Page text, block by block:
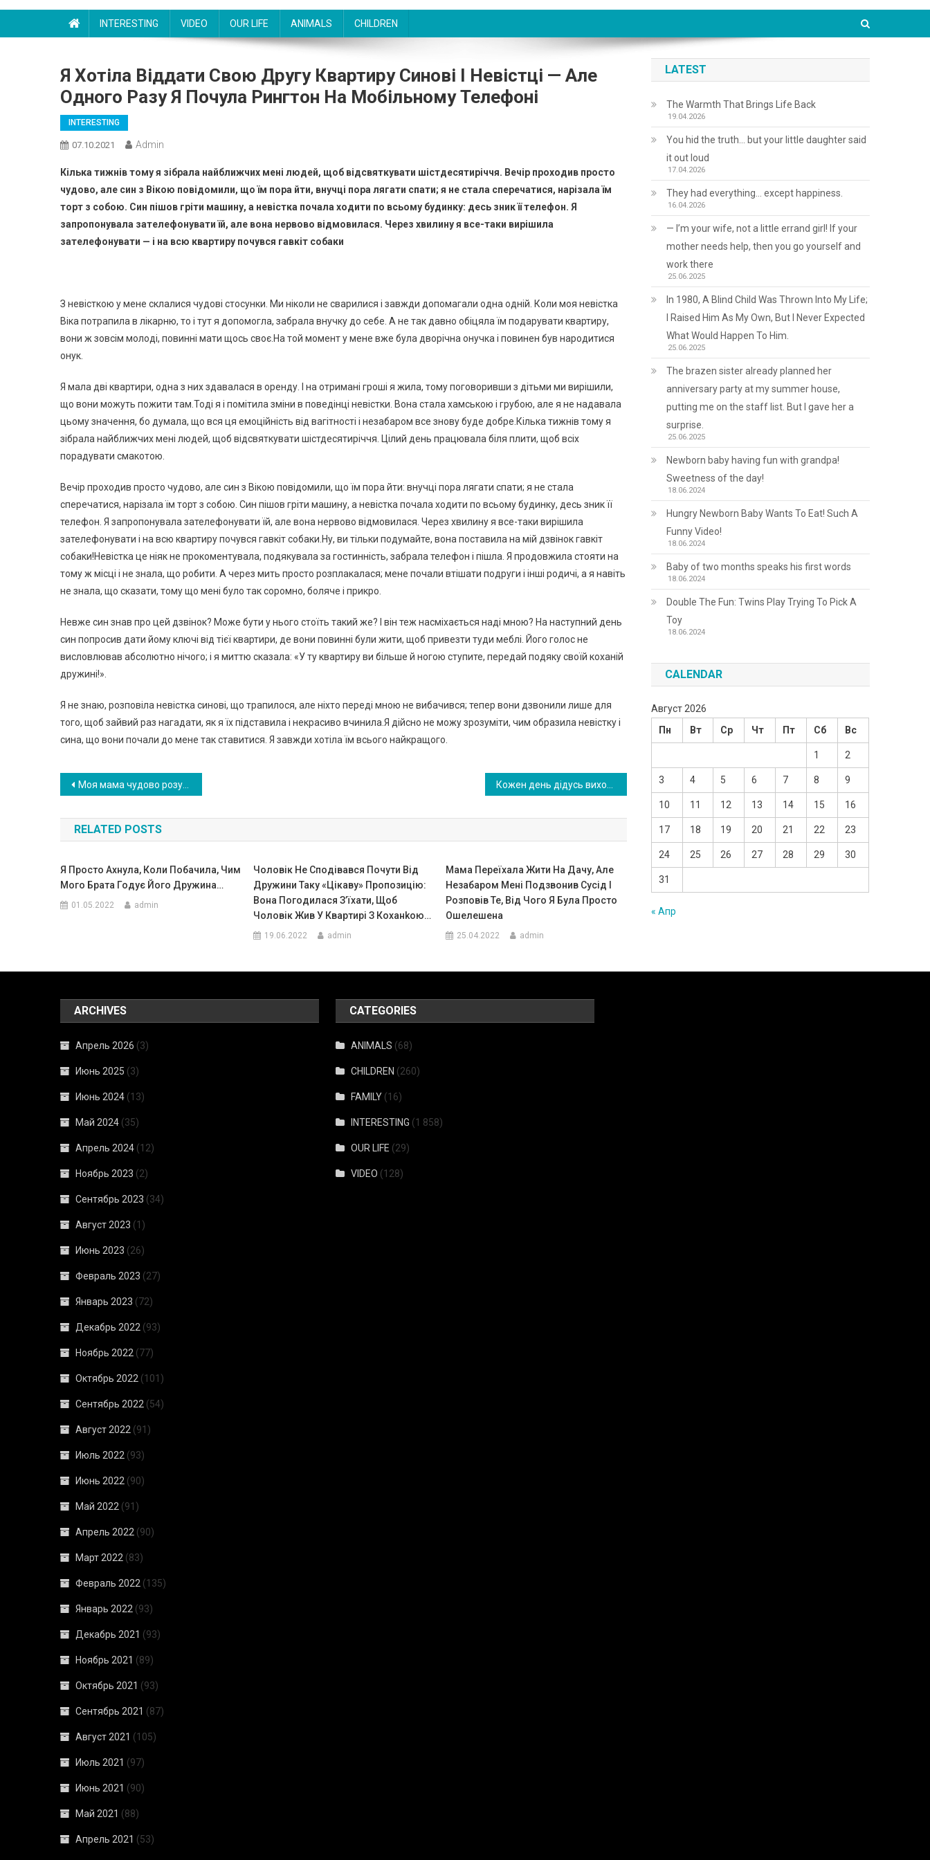
INTERESTING VIDEO OUR LIFE ANIMALS CHILDREN
Я Хотіла Віддати Свою Другу Квартиру Синові І Невістці — Але
Одного Разу Я Почула Рингтон На Мобільному Телефоні
INTERESTING
07.10.2021 Admin
Кілька тижнів тому я зібрала найближчих мені людей, щоб відсвяткувати шістдесятиріччя. Вечір проходив просто
чудово, але син з Вікою повідомили, що їм пора йти, внучці пора лягати спати; я не стала сперечатися, нарізала їм
торт з собою. Син пішов гріти машину, а невістка почала ходити по всьому будинку: десь зник її телефон. Я
запропонувала зателефонувати їй, але вона нервово відмовилася. Через хвилину я все-таки вирішила
зателефонувати — і на всю квартиру почувся гавкіт собаки
З невісткою у мене склалися чудові стосунки. Ми ніколи не сварилися і завжди допомагали одна одній. Коли моя невістка
Віка потрапила в лікарню, то і тут я допомогла, забрала внучку до себе. А не так давно обіцяла їм подарувати квартиру,
вони ж зовсім молоді, повинні мати щось своє.На той момент у мене вже була дворічна онучка і повинен був народитися
онук.
Я мала дві квартири, одна з них здавалася в оренду. І на отримані гроші я жила, тому поговоривши з дітьми ми вирішили,
що вони можуть пожити там.Тоді я і помітила зміни в поведінці невістки. Вона стала хамською і грубою, але я не надавала
цьому значення, бо думала, що вся ця емоційність від вагітності і незабаром все знову буде добре.Кілька тижнів тому я
зібрала найближчих мені людей, щоб відсвяткувати шістдесятиріччя. Цілий день працювала біля плити, щоб всіх
порадувати смакотою.
Вечір проходив просто чудово, але син з Вікою повідомили, що їм пора йти: внучці пора лягати спати; я не стала
сперечатися, нарізала їм торт з собою. Син пішов гріти машину, а невістка почала ходити по всьому будинку, десь зник її
телефон. Я запропонувала зателефонувати їй, але вона нервово відмовилася. Через хвилину я все-таки вирішила
зателефонувати і на всю квартиру почувся гавкіт собаки.Ну, ви тільки подумайте, вона поставила на мій дзвінок гавкіт
собаки!Невістка це ніяк не прокоментувала, подякувала за гостинність, забрала телефон і пішла. Я продовжила стояти на
тому ж місці і не знала, що робити. А через мить просто розплакалася; мене почали втішати подруги і інші родичі, а я навіть
не знала, що сказати, тому що мені було так соромно, боляче і прикро.
Невже син знав про цей дзвінок? Може бути у нього стоїть такий же? І він теж насміхається наді мною? На наступний день
син попросив дати йому ключі від тієї квартири, де вони повинні були жити, щоб привезти туди меблі. Його голос не
висловлював абсолютно нічого; і я миттю сказала: «У ту квартиру ви більше й ногою ступите, передай подяку своїй коханій
дружині!».
Я не знаю, розповіла невістка синові, що трапилося, але ніхто переді мною не вибачився; тепер вони дзвонили лише для
того, щоб зайвий раз нагадати, як я їх підставила і некрасиво вчинила.Я дійсно не можу зрозуміти, чим образила невістку і
сина, що вони почали до мене так ставитися. Я завжди хотіла їм всього найкращого.
Навигация
по
записям
Моя мама чудово розуміла, як до мене ставиться свекруха. І вона дала мені дуже цінну пораду
RELATED POSTS
Я Просто Ахнула, Коли Побачила, Чим
Мого Брата Годує Його Дружина…
01.05.2022 admin
Чоловік Не Сподівався Почути Від
Дружини Таку «цікаву» Пропозицію:
Вона Погодилася З’їхати, Щоб
Чоловік Жив У Квартирі З Коханkою…
19.06.2022 admin
Мама Переїхала Жити На Дачу, Але
Незабаром Мені Подзвонив Сусід І
Розповів Те, Від Чого Я Була Просто
Ошелешена
25.04.2022 admin
LATEST
The Warmth That Brings Life Back
19.04.2026
You hid the truth… but your little daughter said
it out loud
17.04.2026
They had everything… except happiness.
16.04.2026
— I’m your wife, not a little errand girl! If your
mother needs help, then you go yourself and
work there
25.06.2025
In 1980, A Blind Child Was Thrown Into My Life;
I Raised Him As My Own, But I Never Expected
What Would Happen To Him.
25.06.2025
The brazen sister already planned her
anniversary party at my summer house,
putting me on the staff list. But I gave her a
surprise.
25.06.2025
Newborn baby having fun with grandpa!
Sweetness of the day!
18.06.2024
Hungry Newborn Baby Wants To Eat! Such A
Funny Video!
18.06.2024
Baby of two months speaks his first words
18.06.2024
Double The Fun: Twins Play Trying To Pick A
Toy
18.06.2024
CALENDAR
Август 2026
Пн
Вт Ср Чт Пт Сб Вс
1 2
3 4 5 6 7 8 9
10 11 12 13 14 15 16
17 18 19 20 21 22 23
24 25 26 27 28 29 30
31
« Апр
ARCHIVES
Апрель 2026 (3)
Июнь 2025 (3)
Июнь 2024 (13)
Май 2024 (35)
Апрель 2024 (12)
Ноябрь 2023 (2)
Сентябрь 2023 (34)
Август 2023 (1)
Июнь 2023 (26)
Февраль 2023 (27)
Январь 2023 (72)
Декабрь 2022 (93)
Ноябрь 2022 (77)
Октябрь 2022 (101)
Сентябрь 2022 (54)
Август 2022 (91)
Июль 2022 (93)
Июнь 2022 (90)
Май 2022 (91)
Апрель 2022 (90)
Март 2022 (83)
Февраль 2022 (135)
Январь 2022 (93)
Декабрь 2021 (93)
Ноябрь 2021 (89)
Октябрь 2021 (93)
Сентябрь 2021 (87)
Август 2021 (105)
Июль 2021 (97)
Июнь 2021 (90)
Май 2021 (88)
Апрель 2021 (53)
CATEGORIES
ANIMALS (68)
CHILDREN (260)
FAMILY (16)
INTERESTING (1 858)
OUR LIFE (29)
VIDEO (128)